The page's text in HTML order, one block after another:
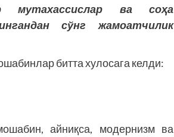
мутахассислар ва соҳа
сўнг жамоатчилик
битта хулосага келди:
айниқса, модернизм ва